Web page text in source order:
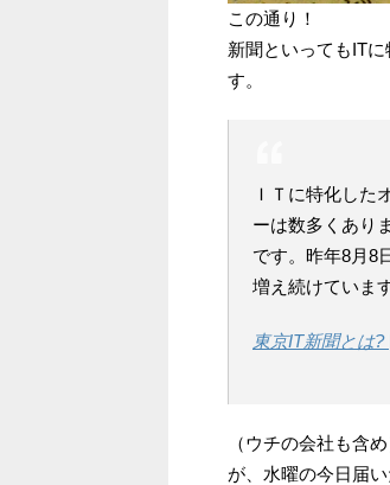
この通り！
新聞といってもIT
す。
ＩＴに特化した
ーは数多くあり
です。昨年8月8
増え続けています
東京IT新聞とは
（ウチの会社も含
が、水曜の今日届